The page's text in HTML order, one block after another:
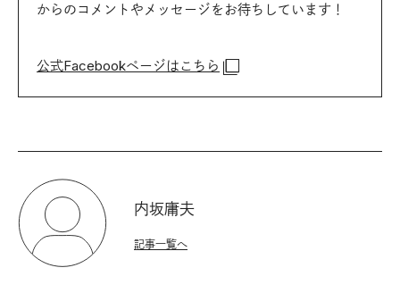
からのコメントやメッセージをお待ちしています！
公式Facebookページはこちら
内坂庸夫
記事一覧へ